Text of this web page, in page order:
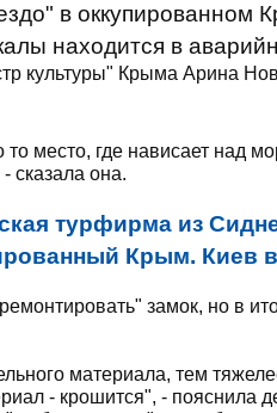
в оккупированном
находится в
культуры" Крыма Арина
то место, где нависает над
сказала она.
турфирма из
Крым. Киев
замок, но в
материала, тем
- крошится", - пояснила